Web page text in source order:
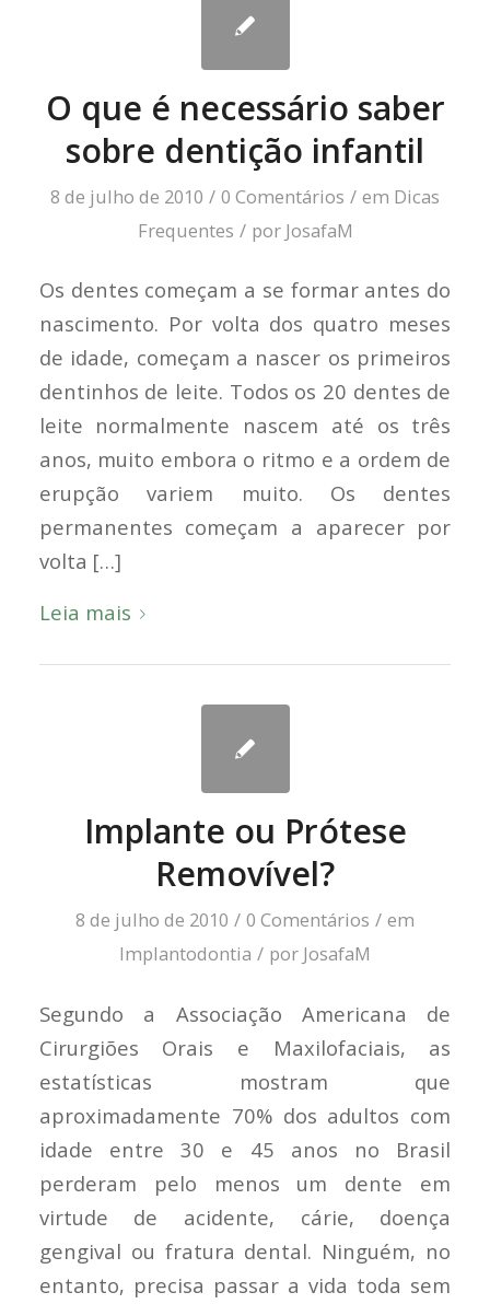
O que é necessário saber
sobre dentição infantil
8 de julho de 2010 / 0 Comentários / em Dicas
Frequentes / por JosafaM
Os dentes começam a se formar antes do
nascimento. Por volta dos quatro meses
de idade, começam a nascer os primeiros
dentinhos de leite. Todos os 20 dentes de
leite normalmente nascem até os três
anos, muito embora o ritmo e a ordem de
erupção variem muito. Os dentes
permanentes começam a aparecer por
volta […]
Leia mais
Implante ou Prótese
Removível?
8 de julho de 2010 / 0 Comentários / em
Implantodontia / por JosafaM
Segundo a Associação Americana de
Cirurgiões Orais e Maxilofaciais, as
estatísticas mostram que
aproximadamente 70% dos adultos com
idade entre 30 e 45 anos no Brasil
perderam pelo menos um dente em
virtude de acidente, cárie, doença
gengival ou fratura dental. Ninguém, no
entanto, precisa passar a vida toda sem